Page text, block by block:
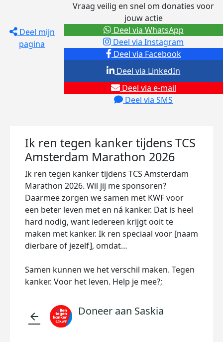
Deel mijn
pagina
Vraag veilig en snel om donaties voor
jouw actie
Deel via Facebook
Deel via Instagram
Deel via e-mail
Deel via SMS
Deel via LinkedIn
Deel via WhatsApp
Ik ren tegen kanker tijdens TCS
Amsterdam Marathon 2026
Ik ren tegen kanker tijdens TCS Amsterdam
Marathon 2026. Wil jij me sponsoren?
Daarmee zorgen we samen met KWF voor
een beter leven met en ná kanker. Dat is heel
hard nodig, want iedereen krijgt ooit te
maken met kanker. Ik ren speciaal voor [naam
dierbare of jezelf], omdat…
Samen kunnen we het verschil maken. Tegen
kanker. Voor het leven. Help je mee?;
arrow_back Doneer aan Saskia